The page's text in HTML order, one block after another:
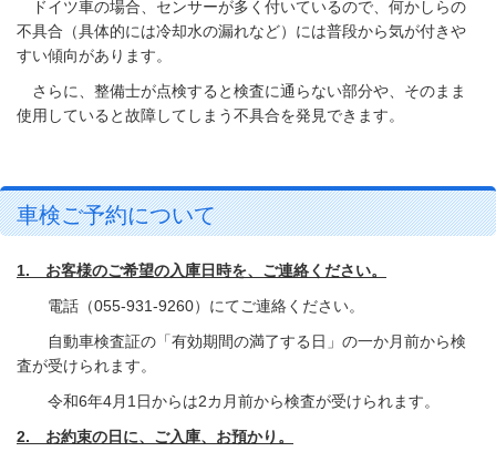
ドイツ車の場合、センサーが多く付いているので、何かしらの
不具合（具体的には冷却水の漏れなど）には普段から気が付きや
すい傾向があります。
さらに、整備士が点検すると検査に通らない部分や、そのまま
使用していると故障してしまう不具合を発見できます。
車検ご予約について
1. お客様のご希望の入庫日時を、ご連絡ください。
電話（055-931-9260）にてご連絡ください。
自動車検査証の「有効期間の満了する日」の一か月前から検
査が受けられます。
令和6年4月1日からは2カ月前から検査が受けられます。
2. お約束の日に、ご入庫、お預かり。